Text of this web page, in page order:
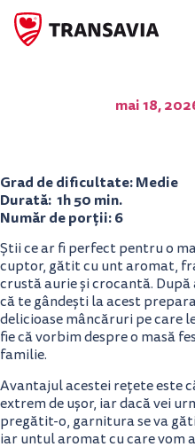
mai 18,
Grad de dificultate: Medie
Durată: 1h 50 min.
Număr de porții: 6
Știi ce ar fi perfect pentru o
cuptor, gătit cu unt aromat,
crustă aurie și crocantă.
că te gândești la acest
delicioase mâncăruri pe care
fie că vorbim despre o masă
familie.
Avantajul acestei rețete este
extrem de ușor, iar dacă vei
pregătit-o, garnitura se va
iar untul aromat cu care vom